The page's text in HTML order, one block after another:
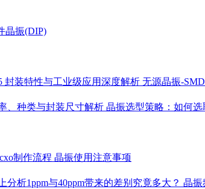
晶振(DIP)
封装特性与工业级应用深度解析 无源晶振-
、种类与封装尺寸解析 晶振选型策略：如何
cxo制作流程 晶振使用注意事项
分析1ppm与40ppm带来的差别究竟多大？ 晶振